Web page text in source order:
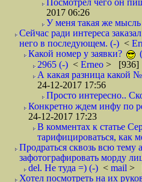
Посмотрел чего он
2017 06:26
У меня такая же мысль
Сейчас ради интереса
него в последующем. (-) <
Какой номер у заявки?
2965 (-) < Erneo > [936]
А какая разница какой
24-12-2017 17:56
Просто интересно..
Конкретно ждем инфу по
24-12-2017 17:23
В комментах к статье
тарифицироваться, как
Продраться сквозь всю
зафотографировать морду
del. Не туда =) (-) < mail >
Хотел посмотреть на их